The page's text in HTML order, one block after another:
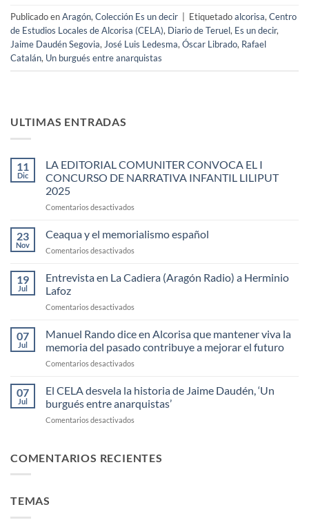
Publicado enAragón,Colección Es un decir Etiquetadoalcorisa,Centro
de Estudios Locales de Alcorisa (CELA), Diario de Teruel, Es un decir,
Jaime Daudén Segovia,José Luis Ledesma,Óscar Librado, Rafael
Catalán, Un burgués entre anarquistas
ULTIMAS ENTRADAS
11
Dic
LA EDITORIAL COMUNITER CONVOCA EL I
CONCURSO DE NARRATIVA INFANTIL LILIPUT
2025
Comentarios desactivados
EDITORIAL
COMUNITER
CONVOCA
I
NARRATIVA
LILIPUT
2025
23
Nov
Ceaqua y el memorialismo español
Comentarios desactivados
el
español
19
Jul
Entrevista en La Cadiera (Aragón Radio) a Herminio
Lafoz
Comentarios desactivados
La
Cadiera
(Aragón
a
Herminio
Lafoz
07
Jul
Manuel Rando dice en Alcorisa que mantener viva la
memoria del pasado contribuye a mejorar el futuro
Comentarios desactivados
Rando
dice
en
Alcorisa
viva
07
Jul
El CELA desvela la historia de Jaime Daudén, ‘Un
burgués entre anarquistas’
Comentarios desactivados
desvela
COMENTARIOS RECIENTES
TEMAS